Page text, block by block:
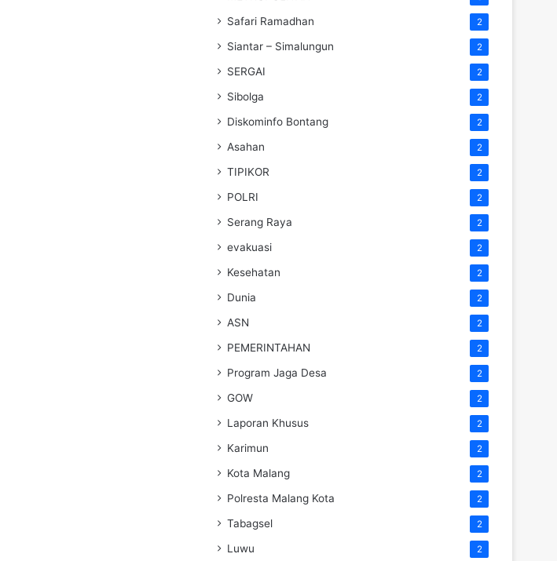
Safari Ramadhan 2
Siantar – Simalungun 2
SERGAI 2
Sibolga 2
Diskominfo Bontang 2
Asahan 2
TIPIKOR 2
POLRI 2
Serang Raya 2
evakuasi 2
Kesehatan 2
Dunia 2
ASN 2
PEMERINTAHAN 2
Program Jaga Desa 2
GOW 2
Laporan Khusus 2
Karimun 2
Kota Malang 2
Polresta Malang Kota 2
Tabagsel 2
Luwu 2